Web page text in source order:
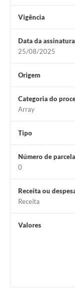
Audiências Públicas
Arquivos para
Notícias
Turismo
Contas Públicas
Links
Transparência
Vigência
Data da assinatura
25/08/2025
Origem
Categoria do
Array
Tipo
Número de
0
Receita ou
Receita
Valores